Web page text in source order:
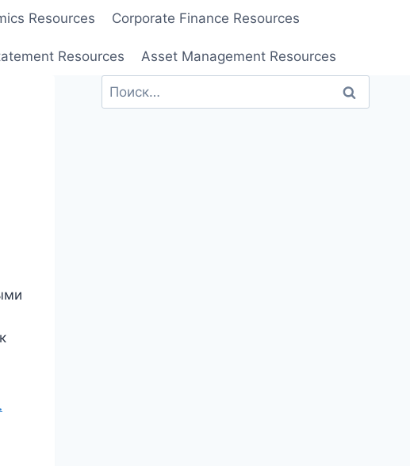
Resources Corporate Finance Resources
Resources Asset Management Resources
Найти: